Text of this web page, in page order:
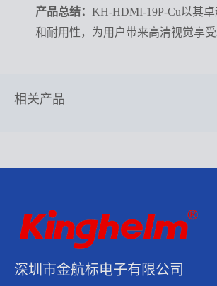
产品总结： KH-HDMI-19P-Cu以其
和耐用性，为用户带来高清视觉享受
相关产品
深圳市金航标电子有限公司